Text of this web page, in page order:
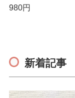
980円
新着記事